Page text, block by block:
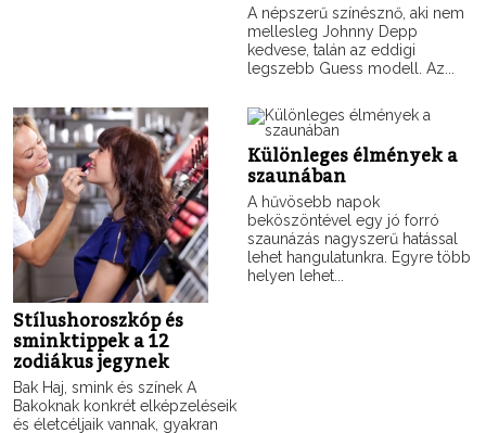
A népszerű színésznő, aki nem
mellesleg Johnny Depp
kedvese, talán az eddigi
legszebb Guess modell. Az...
Stílushoroszkóp és
sminktippek a 12
zodiákus jegynek
Bak Haj, smink és színek A
Bakoknak konkrét elképzeléseik
és életcéljaik vannak, gyakran
Különleges élmények a
szaunában
A hűvösebb napok
beköszöntével egy jó forró
szaunázás nagyszerű hatással
lehet hangulatunkra. Egyre több
helyen lehet...